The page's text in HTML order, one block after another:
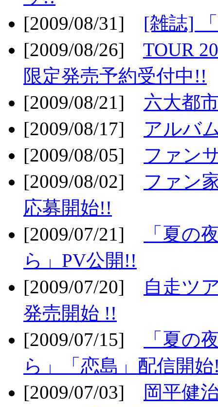
[2009/08/31] [雑誌]
[2009/08/26] TOUR
限定発売予約受付中!!
[2009/08/21] 六大都
[2009/08/17] アルバ
[2009/08/05] ファン
[2009/08/02] ファン
応募開始!!
[2009/07/21]
「夏の
ら」PV公開!!
[2009/07/20]
自走ツ
発売開始 !!
[2009/07/15]
「夏の
ら」「恋島」配信開
[2009/07/03]
岡平健